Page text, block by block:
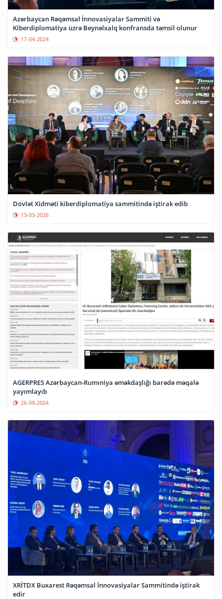
Azərbaycan Rəqəmsal İnnovasiyalar Sammiti və
Kiberdiplomatiya üzrə Beynəlxalq konfransda təmsil olunur
17-04-2024
Dövlət Xidməti kiberdiplomatiya sammitində iştirak edib
13-03-2026
AGERPRES Azərbaycan-Rumıniya əməkdaşlığı barədə məqalə
yayımlayıb
26-09-2024
XRİTDX Buxarest Rəqəmsal İnnovasiyalar Sammitində iştirak
edir